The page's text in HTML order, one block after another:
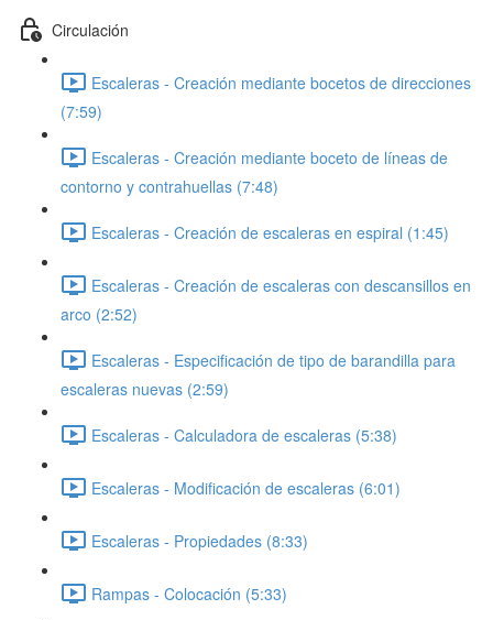
Circulación
Escaleras - Creación mediante bocetos de direcciones
(7:59)
Escaleras - Creación mediante boceto de líneas de
contorno y contrahuellas (7:48)
Escaleras - Creación de escaleras en espiral (1:45)
Escaleras - Creación de escaleras con descansillos en
arco (2:52)
Escaleras - Especificación de tipo de barandilla para
escaleras nuevas (2:59)
Escaleras - Calculadora de escaleras (5:38)
Escaleras - Modificación de escaleras (6:01)
Escaleras - Propiedades (8:33)
Rampas - Colocación (5:33)